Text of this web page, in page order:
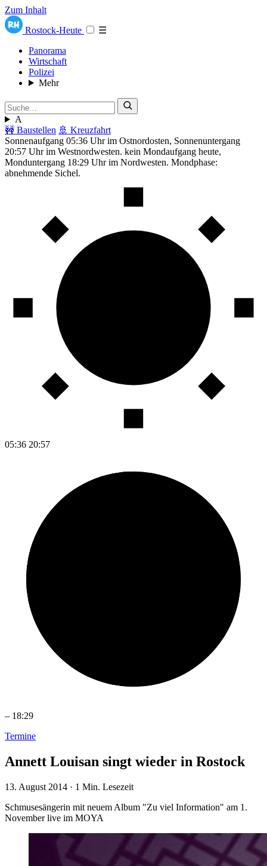
Zum Inhalt
Rostock-Heute
☰
Panorama
Wirtschaft
Polizei
Mehr
A
🚧 Baustellen 🚢 Kreuzfahrt
Sonnenaufgang 05:36 Uhr im Ostnordosten, Sonnenuntergang
20:57 Uhr im Westnordwesten. kein Mondaufgang heute,
Monduntergang 18:29 Uhr im Nordwesten. Mondphase:
abnehmende Sichel.
05:36 20:57
– 18:29
Termine
Annett Louisan singt wieder in Rostock
13. August 2014 · 1 Min. Lesezeit
Schmusesängerin mit neuem Album "Zu viel Information" am 1.
November live im MOYA